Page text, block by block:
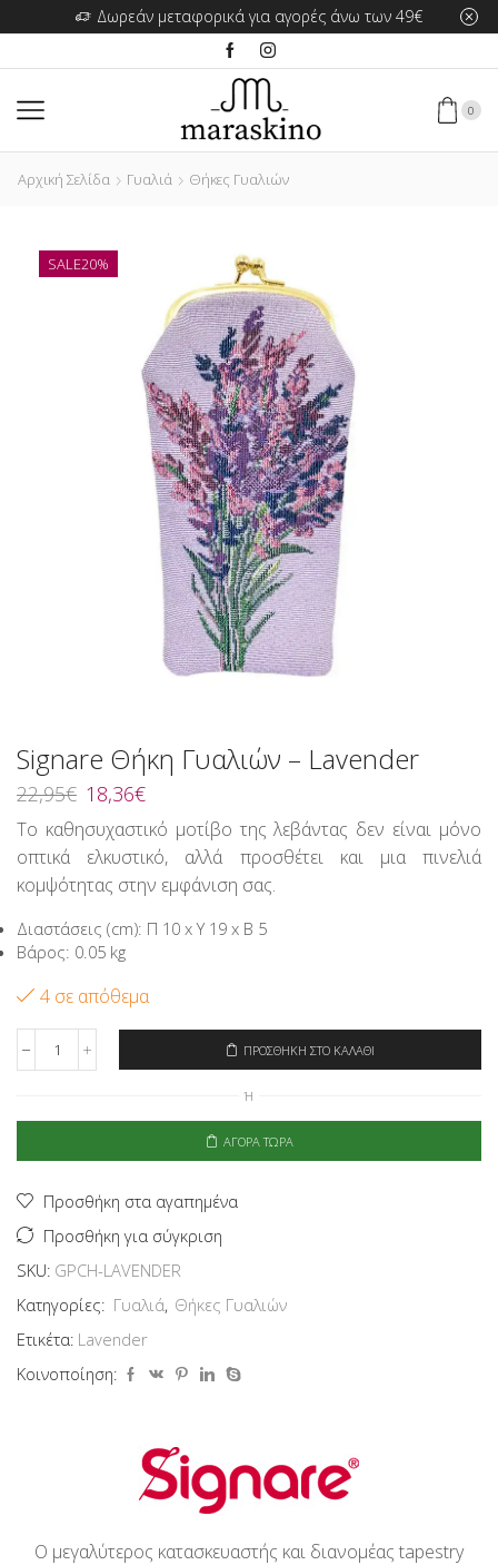
Δωρεάν μεταφορικά για αγορές άνω των 49€
0
Αρχική Σελίδα Γυαλιά Θήκες Γυαλιών
SALE20%
Signare Θήκη Γυαλιών – Lavender
22,95€ Original
was:
22,95€.
18,36€Η
τρέχουσα
τιμή
είναι:
18,36€.
Το καθησυχαστικό μοτίβο της λεβάντας δεν είναι μόνο
οπτικά ελκυστικό, αλλά προσθέτει και μια πινελιά
κομψότητας στην εμφάνιση σας.
Διαστάσεις (cm): Π 10 x Υ 19 x Β 5
Βάρος: 0.05 kg
4 σε απόθεμα
Signare
-
ποσότητα
ΠΡΟΣΘΉΚΗ ΣΤΟ ΚΑΛΆΘΙ
Ή
ΑΓΟΡΆ ΤΏΡΑ
Προσθήκη στα αγαπημένα
Προσθήκη για σύγκριση
SKU: GPCH-LAVENDER
Κατηγορίες: Γυαλιά, Θήκες Γυαλιών
Ετικέτα: Lavender
Κοινοποίηση:
Ο μεγαλύτερος κατασκευαστής και διανομέας tapestry